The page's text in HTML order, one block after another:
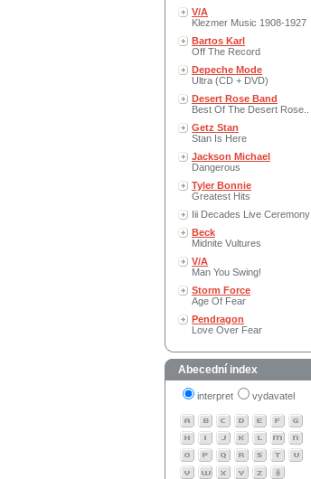
V/A
Klezmer Music 1908-1927
Bartos Karl
Off The Record
Depeche Mode
Ultra (CD + DVD)
Desert Rose Band
Best Of The Desert Rose..
Getz Stan
Stan Is Here
Jackson Michael
Dangerous
Tyler Bonnie
Greatest Hits
Iii Decades Live Ceremony
Beck
Midnite Vultures
V/A
Man You Swing!
Storm Force
Age Of Fear
Pendragon
Love Over Fear
Abecední index
interpret vydavatel